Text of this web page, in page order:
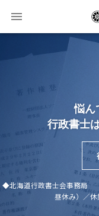
北海
営業時間 9：00～
休業日 土
悩ん
行政書士
◆北海道行政書士会事務局
昼休み）／
https://
活動状
若手行政書
イン
◆北海道行政書士会事務局
昼休み）／
無料相談会
毎月第2木曜日
丸井今井札
※予
お気軽
◆北海道行政書士会事務局